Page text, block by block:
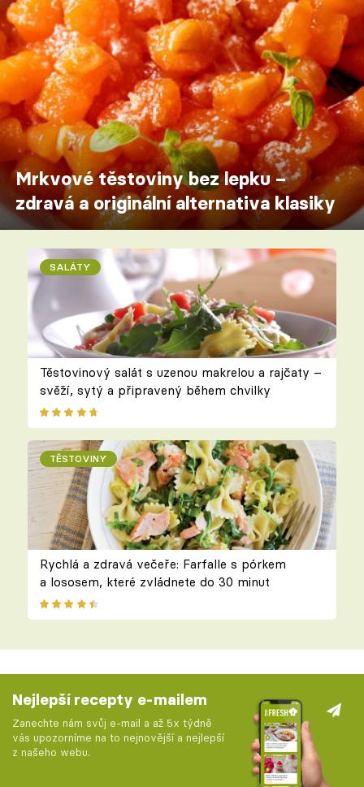
Mrkvové těstoviny bez lepku –
zdravá a originální alternativa klasiky
SALÁTY
Těstovinový salát s uzenou makrelou a rajčaty –
svěží, sytý a připravený během chvilky
TĚSTOVINY
Rychlá a zdravá večeře: Farfalle s pórkem
a lososem, které zvládnete do 30 minut
Nejlepší recepty e-mailem
Zanechte nám svůj e-mail a až 5x týdně
vás upozorníme na to nejnovější a nejlepší
z našeho webu.